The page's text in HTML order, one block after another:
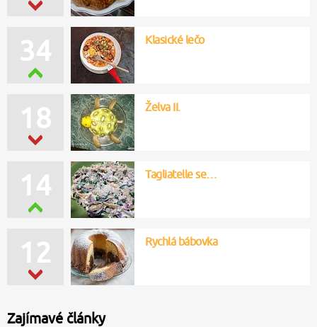
34 Klasické lečo
18 Želva II.
12 Rychlá bábovka
14 Tagliatelle se…
Zajímavé články